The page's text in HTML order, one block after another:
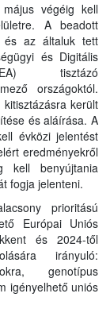
végéig kell
A beadott
és az általuk tett
és Digitális
tisztázó
országoktól.
került
és aláírása. A
évközi jelentést
eredményekről
benyújtania
fogja jelenteni.
prioritású
Európai Uniós
és 2024-től
irányuló:
genotípus
igényelhető uniós